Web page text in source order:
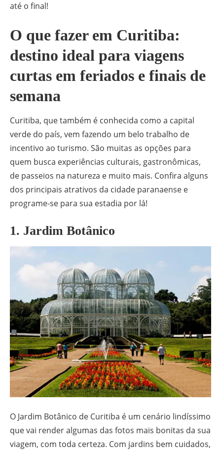
até o final!
O que fazer em Curitiba:
destino ideal para viagens
curtas em feriados e finais de
semana
Curitiba, que também é conhecida como a capital
verde do país, vem fazendo um belo trabalho de
incentivo ao turismo. São muitas as opções para
quem busca experiências culturais, gastronômicas,
de passeios na natureza e muito mais. Confira alguns
dos principais atrativos da cidade paranaense e
programe-se para sua estadia por lá!
1. Jardim Botânico
O Jardim Botânico de Curitiba é um cenário lindíssimo
que vai render algumas das fotos mais bonitas da sua
viagem, com toda certeza. Com jardins bem cuidados,